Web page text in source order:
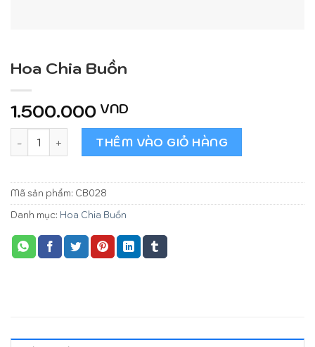
Hoa Chia Buồn
1.500.000 VND
Hoa Chia Buồn số lượngTHÊM VÀO GIỎ HÀNG
Mã sản phẩm: CB028
Danh mục: Hoa Chia Buồn